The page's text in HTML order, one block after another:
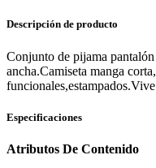
Descripción de producto
Conjunto de pijama
ancha.Camiseta manga
Especificaciones
Atributos De Contenido